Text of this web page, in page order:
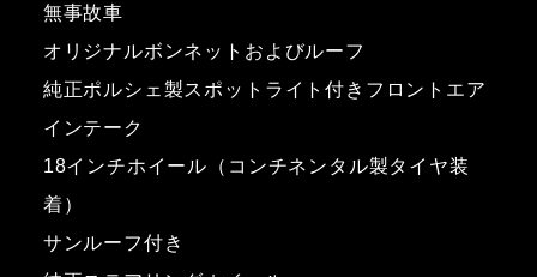
無事故車
オリジナルボンネットおよびルーフ
純正ポルシェ製スポットライト付きフロントエア
インテーク
18インチホイール（コンチネンタル製タイヤ装
着）
サンルーフ付き